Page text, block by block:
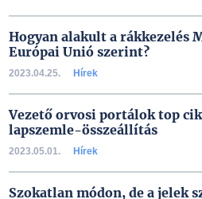
Hogyan alakult a rákkezelés
Európai Unió szerint?
2023.04.25. Hírek
Vezető orvosi portálok top
lapszemle-összeállítás
2023.05.01. Hírek
Szokatlan módon, de a jelek